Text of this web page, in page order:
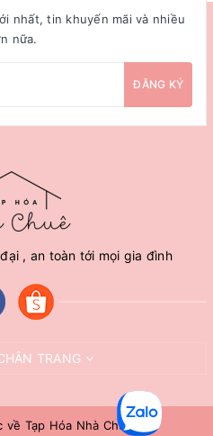
nhất, tin khuyến mãi và nhiều
nữa.
ĐĂNG KÝ
, an toàn tới mọi gia đình
TRANG
về Tạp Hóa Nhà Chuê